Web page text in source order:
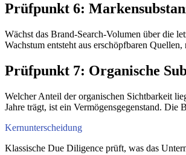
Prüfpunkt 6:
Wächst das Brand-Search-Volumen über die
Wachstum entsteht aus erschöpfbaren
Prüfpunkt 7: Organische
Welcher Anteil der organischen Sichtbarkeit
Jahre trägt, ist ein Vermögensgegenstand.
Kernunterscheidung
Klassische Due Diligence prüft, was das